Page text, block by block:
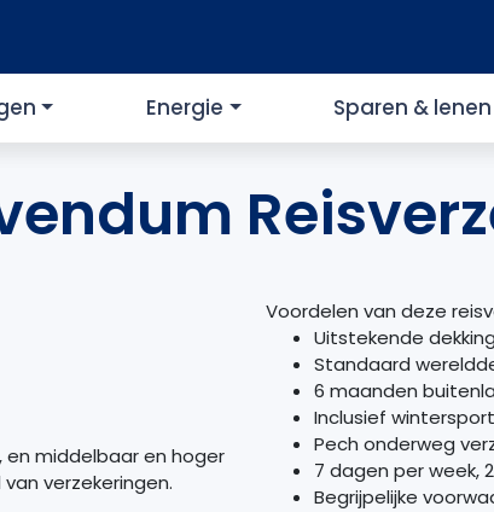
Energie Sparen & lenen
en middelbaar en hoger
verzekeringen.
Voordelen van deze
Uitstekende
Standaard
6 maanden
Inclusief
Pech onderweg
7 dagen per week,
Begrijpelijke